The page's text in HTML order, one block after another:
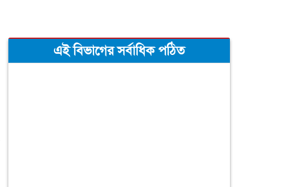
এই বিভাগের সর্বাধিক পঠিত